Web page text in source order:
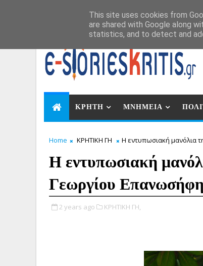
ΚΡΗΤΗ ΜΝΗΜΕΙΑ
Home ΚΡΗΤΙΚΗ ΓΗ Η εντυπωσιακή μανόλια
Η εντυπωσιακή
Γεωργίου Επανωσήφη
2 years ago ΚΡΗΤΙΚΗ ΓΗ,
This site uses cookies from
are shared with Google along
statistics, and to detect and